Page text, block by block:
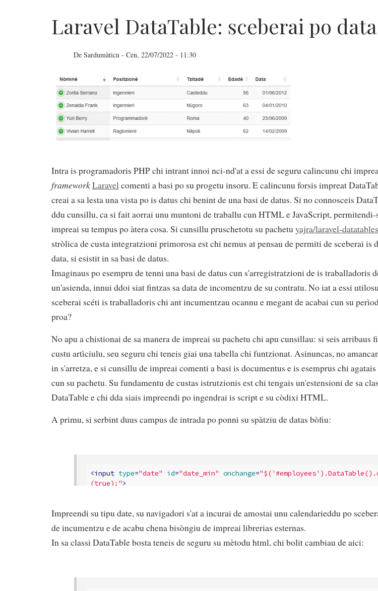
Laravel DataTable: sceberai po data
Laravel
DataTable:
sceberai
po
De Sardumàticu - Cen, 22/07/2022 - 11:30
Intra is programadoris PHP chi intrant innoi nci-nd'at a essi de seguru calincunu chi
frameworkLaravelcomenti a basi po su progetu insoru. E calincunu forsis impreat
creai a sa lesta una vista po is datus chi benint de una basi de datus. Si no connosceis
ddu cunsillu, ca si fait aorrai unu muntoni de traballu cun HTML e JavaScript, permitendi-
impreai su tempus po àtera cosa. Si cunsillu pruschetotu su pachetuyajra/laravel-datatables
stròlica de custa integratzioni primorosa est chi nemus at pensau de permiti de sceberai is
data, si esistit in sa basi de datus.
Imaginaus po esempru de tenni una basi de datus cun s'arregistratzioni de is traballadoris
un'asienda, innui ddoi siat fintzas sa data de incomentzu de su contratu. No iat a essi
sceberai scéti is traballadoris chi ant incumentzau ocannu e megant de acabai cun su
proa?
No apu a chistionai de sa manera de impreai su pachetu chi apu cunsillau: si seis arribaus
custu artìciulu, seu seguru chi teneis giai una tabella chi funtzionat. Asinuncas, no
in s'arretza, e si cunsillu de impreai comenti a basi is documentus e is esemprus chi
cun su pachetu. Su fundamentu de custas istrutzionis est chi tengais un'estensioni de sa
DataTable e chi dda siais impreendi po ingendrai is script e su còdixi HTML.
A primu, si serbint duus campus de intrada po ponni su spàtziu de datas bòfiu:
<input type="date" id="date_min" onchange=
(true);">
Impreendi su tipu date, su navigadori s'at a incurai de amostai unu calendarieddu po
de incumentzu e de acabu chena bisòngiu de impreai librerias esternas.
In sa classi DataTable bosta teneis de seguru su mètodu html, chi bolit cambiau de aici: